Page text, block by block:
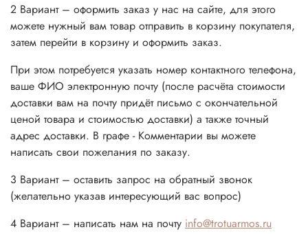
2 Вариант – оформить заказ у нас на сайте, для этого
можете нужный вам товар отправить в корзину покупателя,
затем перейти в корзину и оформить заказ.
При этом потребуется указать номер контактного телефона,
ваше ФИО электронную почту (после расчёта стоимости
доставки вам на почту придёт письмо с окончательной
ценой товара и стоимостью доставки) а также точный
адрес доставки. В графе - Комментарии вы можете
написать свои пожелания по заказу.
3 Вариант – оставить запрос на обратный звонок
(желательно указав интересующий вас вопрос)
4 Вариант – написать нам на почту info@trotuarmos.ru